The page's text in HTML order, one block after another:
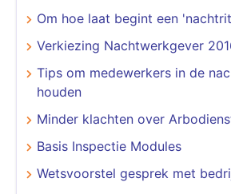
Om hoe laat begint een
Verkiezing Nachtwerkgever
Tips om medewerkers in de
houden
Minder klachten over
Basis Inspectie Modules
Wetsvoorstel gesprek met